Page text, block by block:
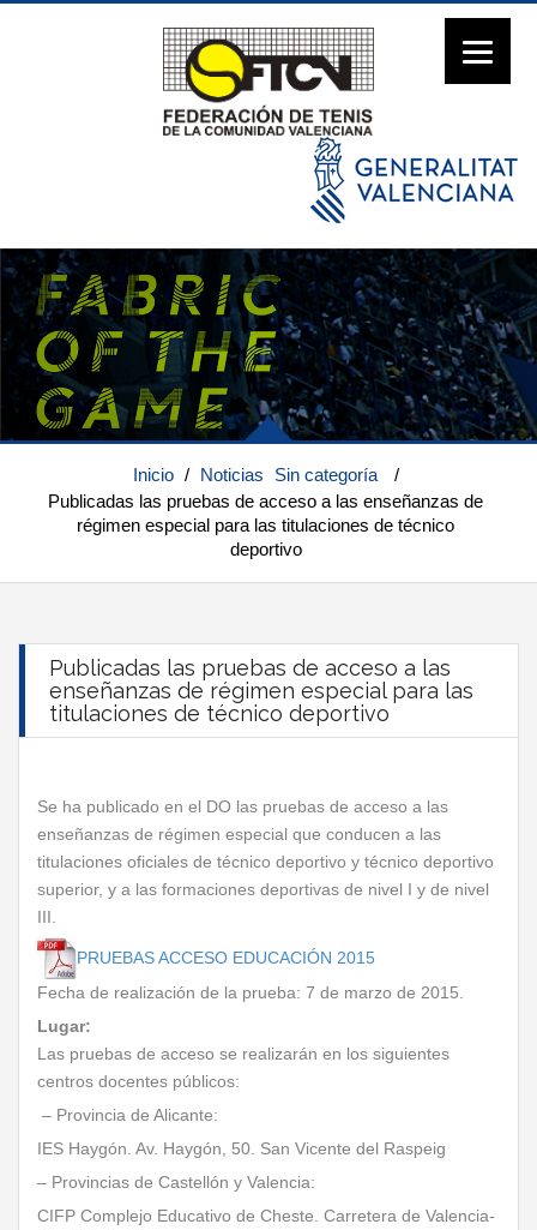
Inicio / Noticias Sin categoría
/
Publicadas las pruebas de acceso a las enseñanzas de
régimen especial para las titulaciones de técnico
deportivo
Publicadas las pruebas de acceso a las
enseñanzas de régimen especial para las
titulaciones de técnico deportivo
Se ha publicado en el DO las pruebas de acceso a las
enseñanzas de régimen especial que conducen a las
titulaciones oficiales de técnico deportivo y técnico deportivo
superior, y a las formaciones deportivas de nivel I y de nivel
III.
PRUEBAS ACCESO EDUCACIÓN 2015
Fecha de realización de la prueba: 7 de marzo de 2015.
Lugar:
Las pruebas de acceso se realizarán en los siguientes
centros docentes públicos:
– Provincia de Alicante:
IES Haygón. Av. Haygón, 50. San Vicente del Raspeig
– Provincias de Castellón y Valencia:
CIFP Complejo Educativo de Cheste. Carretera de Valencia-